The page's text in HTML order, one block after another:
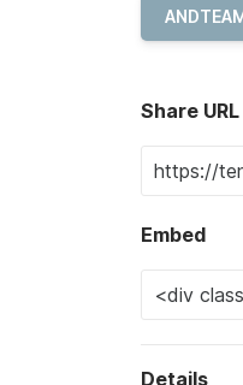
Share URL
Embed
Details